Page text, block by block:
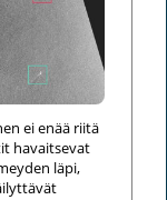
ei enää riitä
havaitsevat
läpi,